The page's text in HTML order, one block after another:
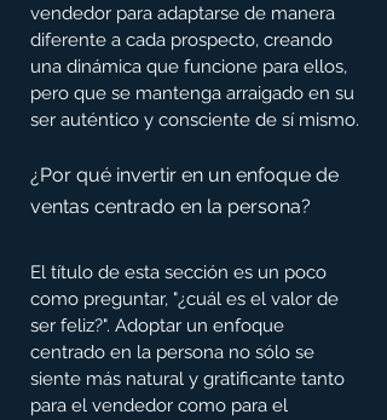
vendedor para adaptarse de manera
diferente a cada prospecto, creando
una dinámica que funcione para ellos,
pero que se mantenga arraigado en su
ser auténtico y consciente de sí mismo.
¿Por qué invertir en un enfoque de
ventas centrado en la persona?
El título de esta sección es un poco
como preguntar, "¿cuál es el valor de
ser feliz?". Adoptar un enfoque
centrado en la persona no sólo se
siente más natural y gratificante tanto
para el vendedor como para el